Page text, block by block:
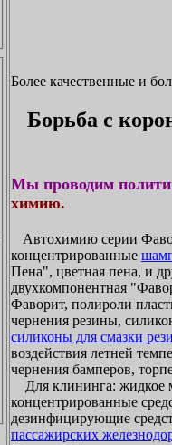
Более качественные и
Борьба с
Мы проводим
химию.
Автохимию серии
концентрированные
Пена", цветная пена, и
двухкомпонентная
Фаворит, полироли
чернения резины,
силиконы для смазки
воздействия летней
чернения бамперов,
Для клининга: жидкое
концентрированные
дезинфицирующие
пассажирских